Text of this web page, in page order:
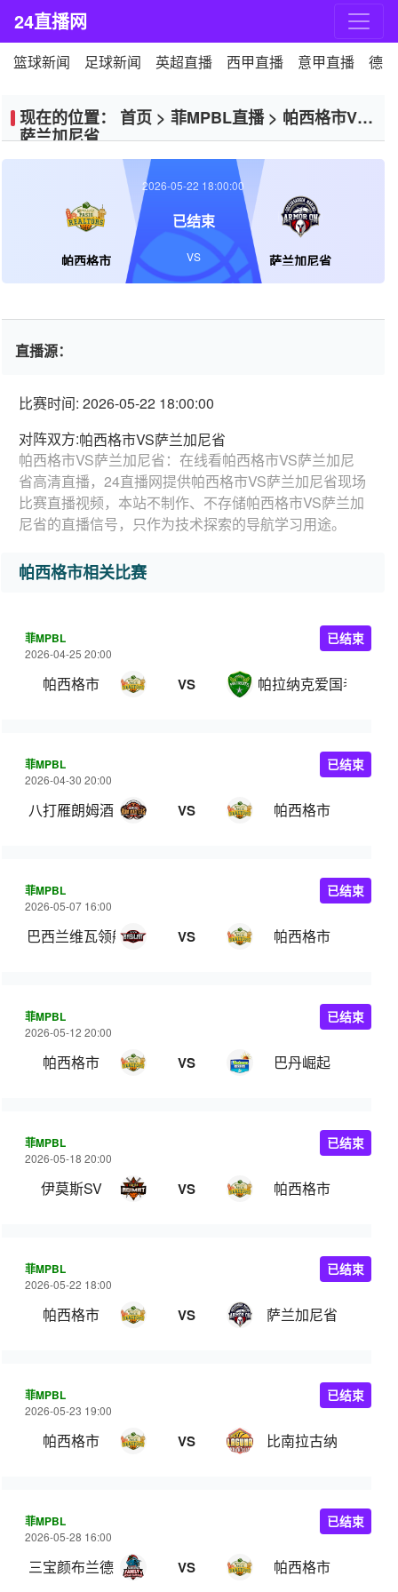
24直播网
篮球新闻 足球新闻 英超直播 西甲直播 意甲直播 德
现在的位置： 首页 > 菲MPBL直播> 帕西格市VS
萨兰加尼省
帕西格市 萨兰加尼省
2026-05-22 18:00:00
已结束
VS
直播源：
比赛时间: 2026-05-22 18:00:00
对阵双方:帕西格市VS萨兰加尼省
帕西格市VS萨兰加尼省：在线看帕西格市VS萨兰加尼
省高清直播，24直播网提供帕西格市VS萨兰加尼省现场
比赛直播视频，本站不制作、不存储帕西格市VS萨兰加
尼省的直播信号，只作为技术探索的导航学习用途。
帕西格市相关比赛
菲MPBL
2026-04-25 20:00
帕西格市 VS 帕拉纳克爱国者
已结束
菲MPBL
2026-04-30 20:00
八打雁朗姆酒 VS 帕西格市
已结束
菲MPBL
2026-05-07 16:00
巴西兰维瓦领航 VS 帕西格市
已结束
菲MPBL
2026-05-12 20:00
帕西格市 VS 巴丹崛起
已结束
菲MPBL
2026-05-18 20:00
伊莫斯SV VS 帕西格市
已结束
菲MPBL
2026-05-22 18:00
帕西格市 VS 萨兰加尼省
已结束
菲MPBL
2026-05-23 19:00
帕西格市 VS 比南拉古纳
已结束
菲MPBL
2026-05-28 16:00
三宝颜布兰德 VS 帕西格市
已结束